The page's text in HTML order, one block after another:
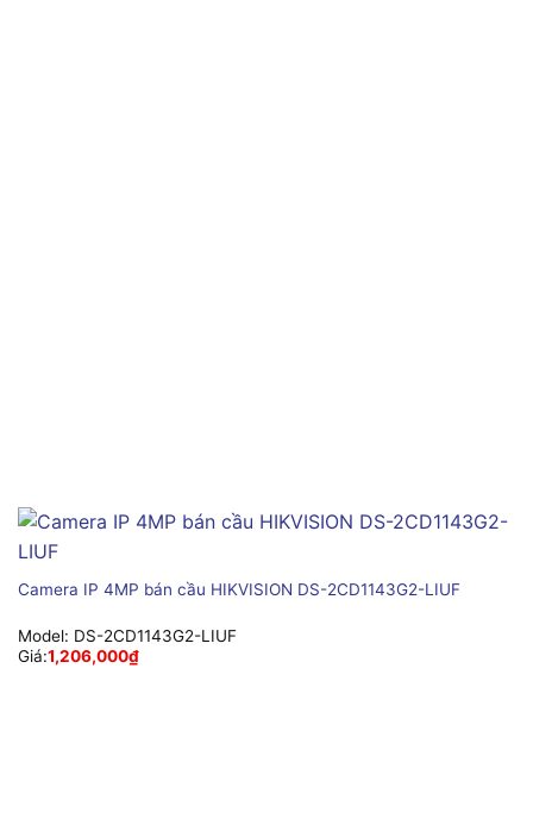
Camera IP 4MP bán cầu HIKVISION DS-2CD1143G2-LIUF
Model: DS-2CD1143G2-LIUF
Giá:1,206,000₫